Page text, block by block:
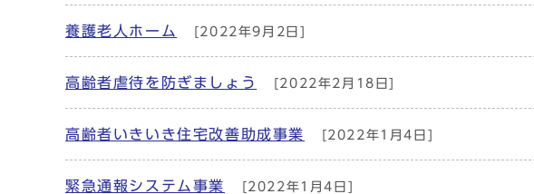
養護老人ホーム [2022年9月2日]
高齢者虐待を防ぎましょう [2022年2月18日]
高齢者いきいき住宅改善助成事業 [2022年1月4日]
緊急通報システム事業 [2022年1月4日]